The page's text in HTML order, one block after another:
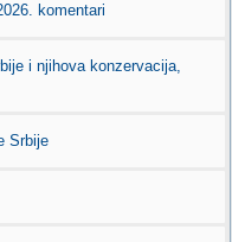
komentari
i njihova konzervacija,
Srbije